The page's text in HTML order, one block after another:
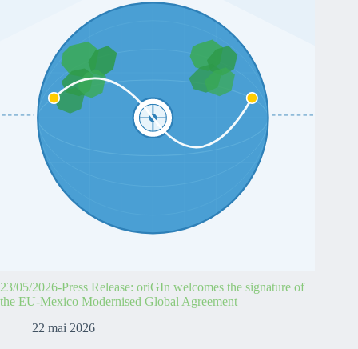
23/05/2026-Press Release: oriGIn welcomes the signature of
the EU-Mexico Modernised Global Agreement
22 mai 2026